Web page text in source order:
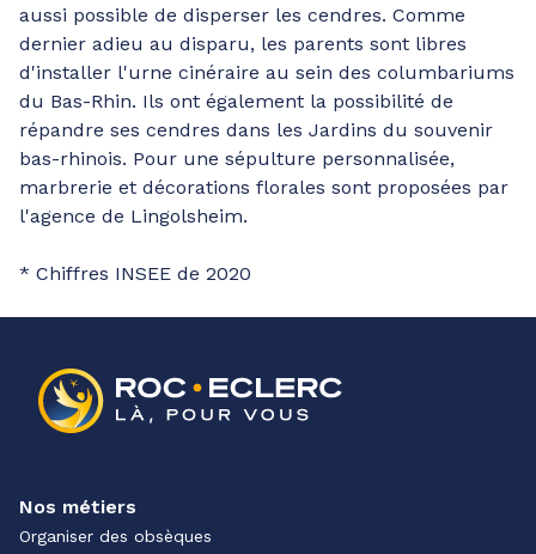
aussi possible de disperser les cendres. Comme
dernier adieu au disparu, les parents sont libres
d'installer l'urne cinéraire au sein des columbariums
du Bas-Rhin. Ils ont également la possibilité de
répandre ses cendres dans les Jardins du souvenir
bas-rhinois. Pour une sépulture personnalisée,
marbrerie et décorations florales sont proposées par
l'agence de Lingolsheim.
* Chiffres INSEE de 2020
Nos métiers
Organiser des obsèques